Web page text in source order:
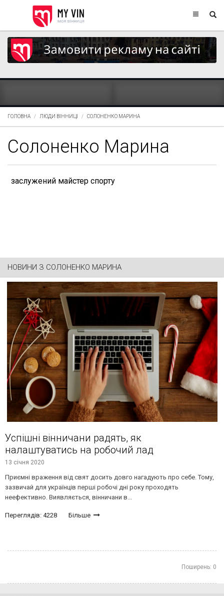
ГОЛОВНА ЛЮДИ ВІННИЦІ СОЛОНЕНКО МАРИНА
Солоненко Марина
заслужений майстер спорту
НОВИНИ З СОЛОНЕНКО МАРИНА
Успішні вінничани радять, як
налаштуватись на робочий лад
13 січня 2020
Приємні враження від свят досить довго нагадують про себе. Тому,
зазвичай для українців перші робочі дні року проходять
неефективно. Виявляється, вінничани в...
Переглядів: 4228 Більше
Поширень: 0